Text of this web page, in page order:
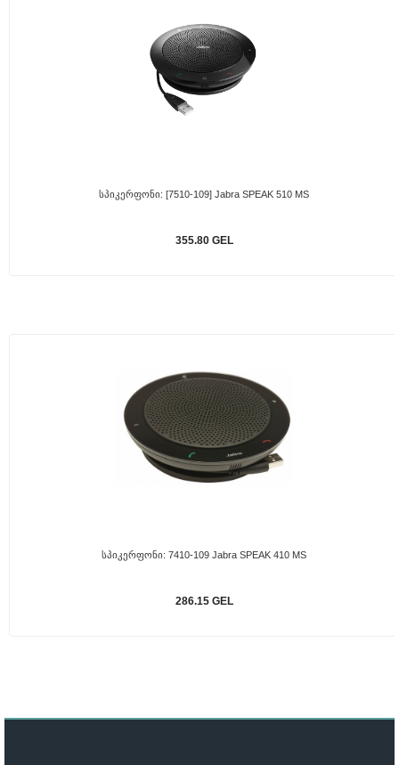
Სპიკერფონი: [7510-109] Jabra SPEAK 510 MS
355.80 GEL
Სპიკერფონი: 7410-109 Jabra SPEAK 410 MS
286.15 GEL